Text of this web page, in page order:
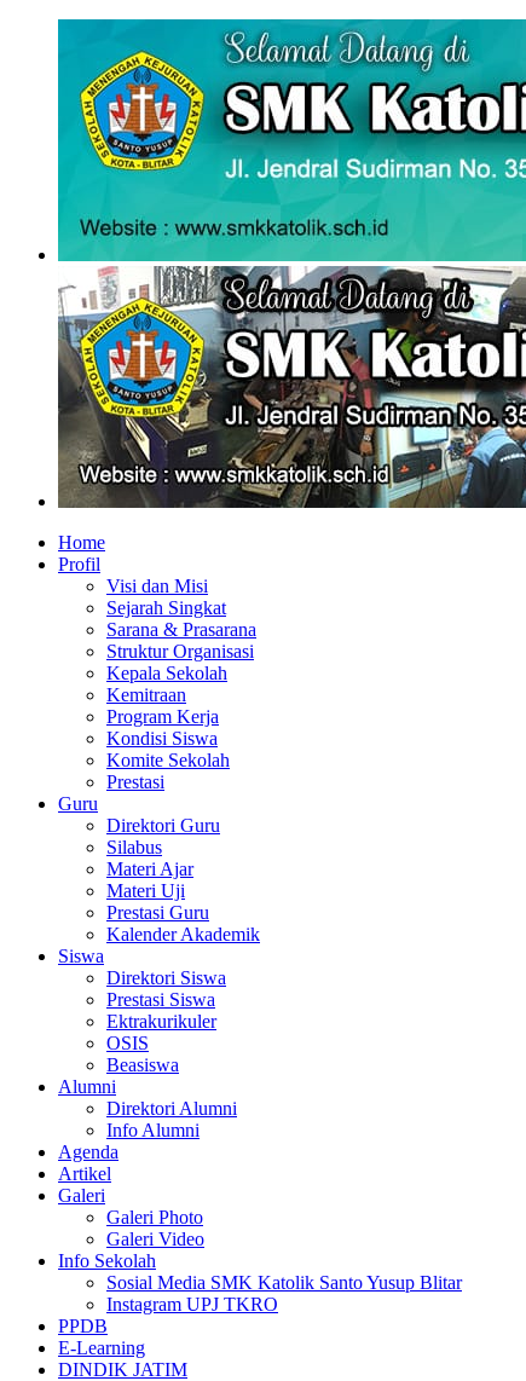
Home
Profil
Visi dan Misi
Sejarah Singkat
Sarana & Prasarana
Struktur Organisasi
Kepala Sekolah
Kemitraan
Program Kerja
Kondisi Siswa
Komite Sekolah
Prestasi
Guru
Direktori Guru
Silabus
Materi Ajar
Materi Uji
Prestasi Guru
Kalender Akademik
Siswa
Direktori Siswa
Prestasi Siswa
Ektrakurikuler
OSIS
Beasiswa
Alumni
Direktori Alumni
Info Alumni
Agenda
Artikel
Galeri
Galeri Photo
Galeri Video
Info Sekolah
Sosial Media SMK Katolik Santo Yusup Blitar
Instagram UPJ TKRO
PPDB
E-Learning
DINDIK JATIM